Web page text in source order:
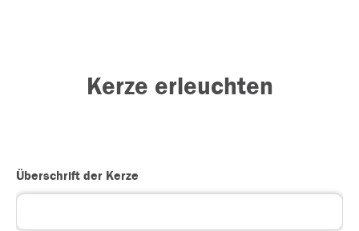
Kerze erleuchten
Überschrift der Kerze